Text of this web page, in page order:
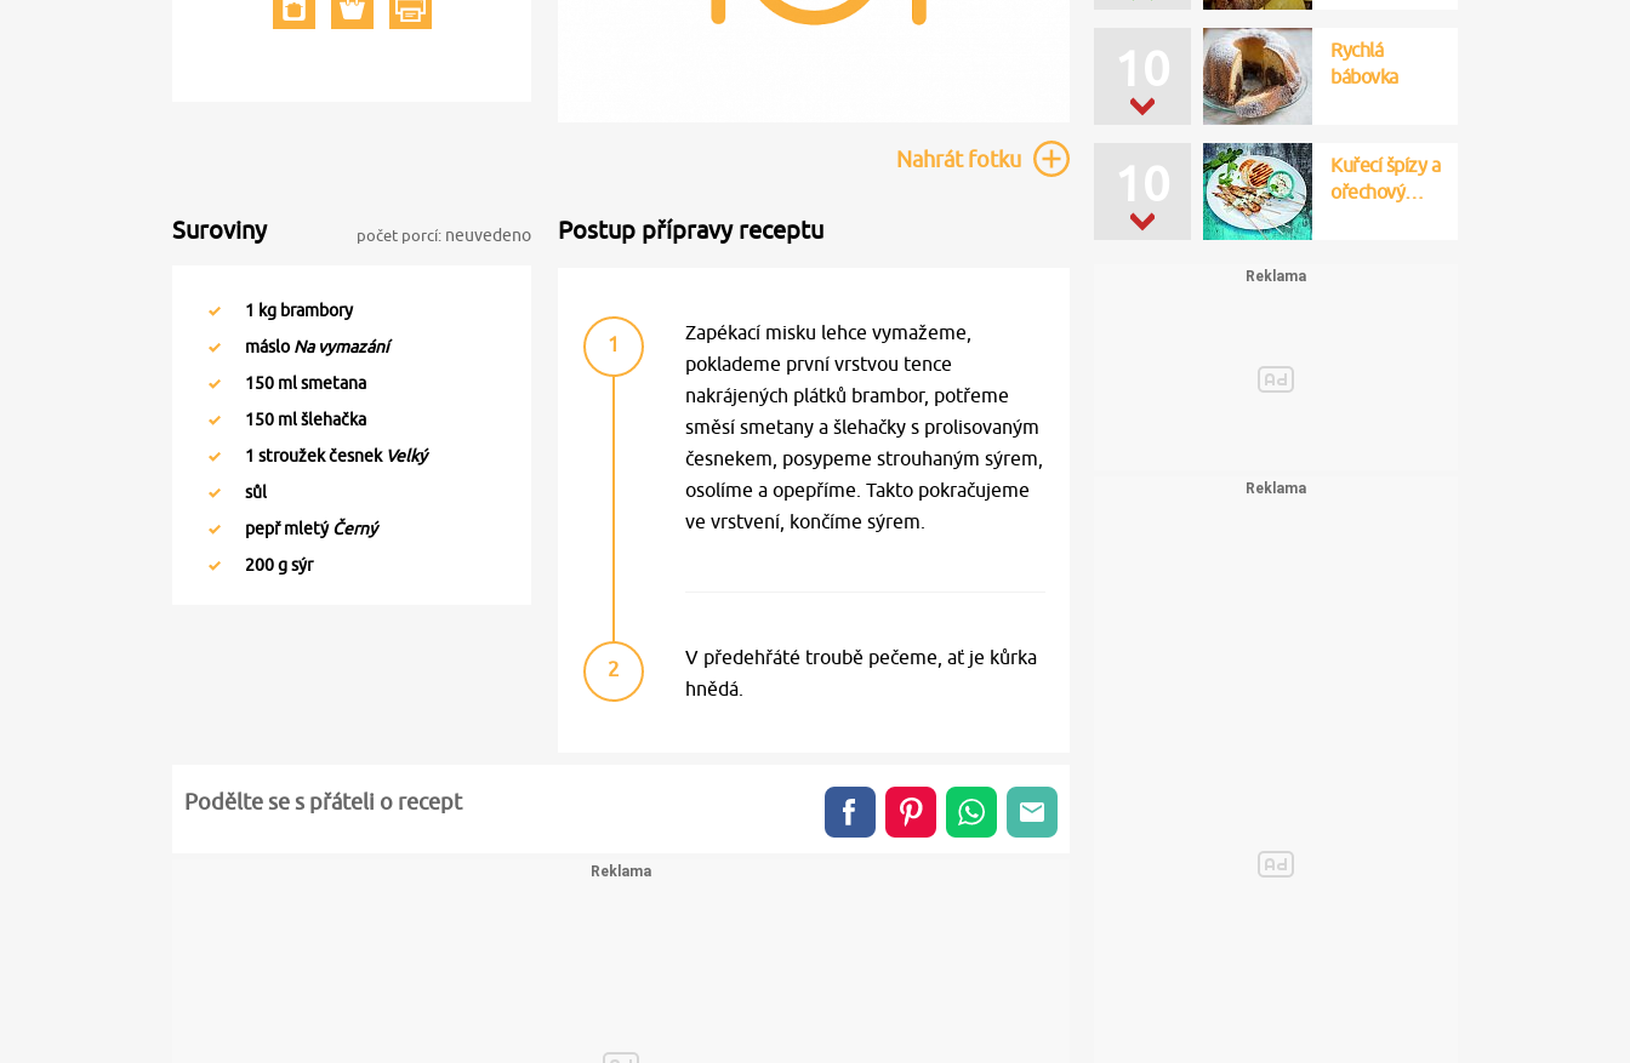
Nahrátfotku
Suroviny počet porcí: neuvedeno
1 kg brambory
máslo Na vymazání
150 ml smetana
150 ml šlehačka
1 stroužek česnek Velký
sůl
pepř mletýČerný
200g sýr
Postup přípravy receptu
1
Zapékací misku lehce vymažeme,
poklademe první vrstvou tence
nakrájených plátků brambor, potřeme
směsí smetany a šlehačky s prolisovaným
česnekem, posypeme strouhaným sýrem,
osolíme a opepříme. Takto pokračujeme
ve vrstvení, končíme sýrem.
2
V předehřáté troubě pečeme, ať je kůrka
hnědá.
Podělte se s přáteli o recept
10
Rychlá
bábovka
10
Kuřecí špízy a
ořechový…